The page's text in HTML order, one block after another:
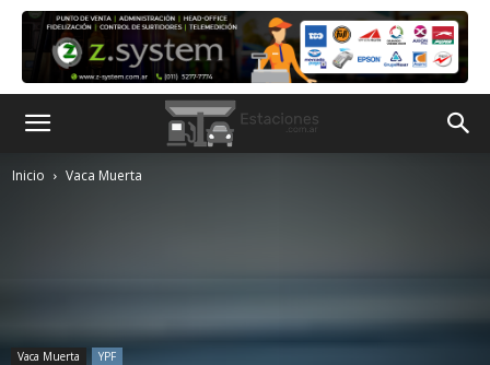
Inicio Vaca Muerta
Vaca Muerta YPF